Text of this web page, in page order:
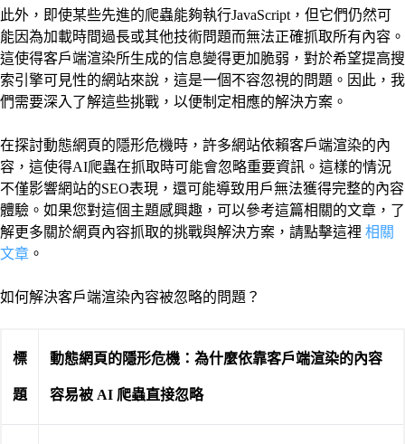
此外，即使某些先進的爬蟲能夠執行JavaScript，但它們仍然可
能因為加載時間過長或其他技術問題而無法正確抓取所有內容。
這使得客戶端渲染所生成的信息變得更加脆弱，對於希望提高搜
索引擎可見性的網站來說，這是一個不容忽視的問題。因此，我
們需要深入了解這些挑戰，以便制定相應的解決方案。
在探討動態網頁的隱形危機時，許多網站依賴客戶端渲染的內
容，這使得AI爬蟲在抓取時可能會忽略重要資訊。這樣的情況
不僅影響網站的SEO表現，還可能導致用戶無法獲得完整的內容
體驗。如果您對這個主題感興趣，可以參考這篇相關的文章，了
解更多關於網頁內容抓取的挑戰與解決方案，請點擊這裡 相關
文章 。
如何解決客戶端渲染內容被忽略的問題？
標
題
動態網頁的隱形危機：為什麼依靠客戶端渲染的內容
容易被 AI 爬蟲直接忽略